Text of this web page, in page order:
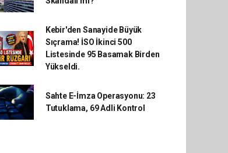
Kebir'den Sanayide Büyük
Sıçrama! İSO İkinci 500
Listesinde 95 Basamak Birden
Yükseldi.
Sahte E-İmza Operasyonu: 23
Tutuklama, 69 Adli Kontrol